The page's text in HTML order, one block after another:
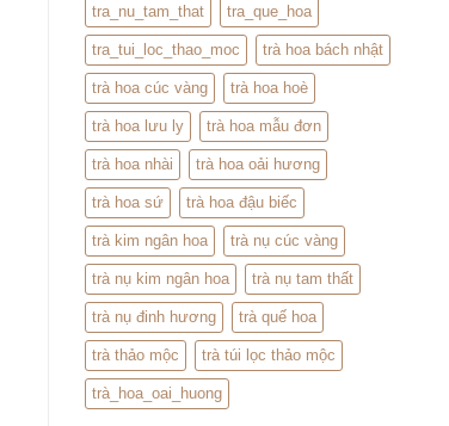
tra_nu_tam_that tra_que_hoa
tra_tui_loc_thao_moc trà hoa bách nhật
trà hoa cúc vàng trà hoa hoè
trà hoa lưu ly trà hoa mẫu đơn
trà hoa nhài trà hoa oải hương
trà hoa sứ trà hoa đậu biếc
trà kim ngân hoa trà nụ cúc vàng
trà nụ kim ngân hoa trà nụ tam thất
trà nụ đinh hương trà quế hoa
trà thảo mộc trà túi lọc thảo mộc
trà_hoa_oai_huong